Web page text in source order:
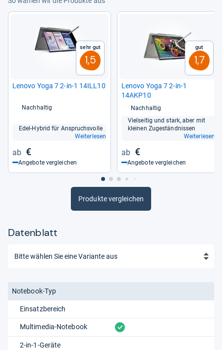
Sehr gut
1,5
Lenovo Yoga 7 2-​in-​1 14ILL10
Nachhaltig
Edel-​Hybrid für Anspruchs­volle
Weiterlesen
€
Angebote vergleichen
Gut
1,7
Lenovo Yoga 7 2-​in-​1
14AKP10
Nachhaltig
Viel­sei­tig und stark, aber mit
klei­nen Zuge­ständ­nis­sen
Weiterlesen
€
Angebote vergleichen
Produkte vergleichen
Datenblatt
Notebook-Typ
Einsatzbereich
Multimedia-Notebook vorhanden
2-in-1-Geräte